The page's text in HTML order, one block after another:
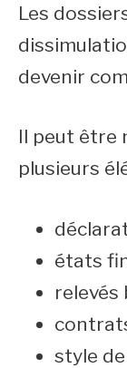
Les
devenir
Il peut être
plusieurs
états
relevés
style